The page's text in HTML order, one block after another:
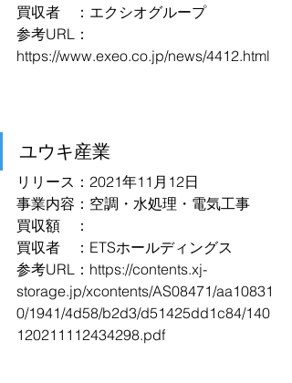
買収者　：エクシオグループ
参考URL：
https://www.exeo.co.jp/news/4412.html
ユウキ産業
リリース：2021年11月12日
事業内容：空調・水処理・電気工事
買収額　：
買収者　：ETSホールディングス
参考URL： https://contents.xj-
storage.jp/xcontents/AS08471/aa10831
0/1941/4d58/b2d3/d51425dd1c84/140
120211112434298.pdf